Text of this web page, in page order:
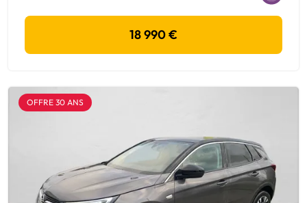
18 990 €
OFFRE 30 ANS